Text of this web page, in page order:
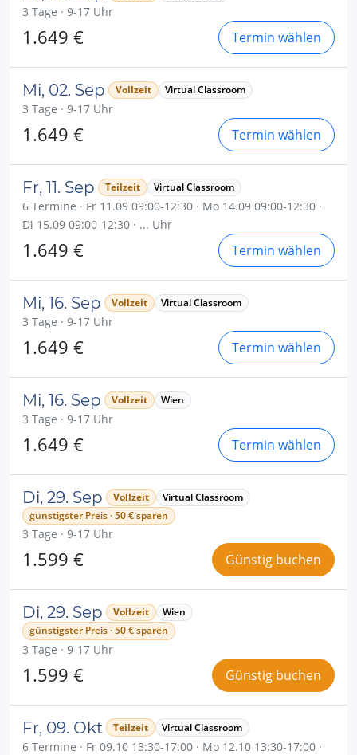
3 Tage · 9-17 Uhr
1.649 € Termin wählen
Mi, 02. Sep Vollzeit Virtual Classroom
3 Tage · 9-17 Uhr
1.649 € Termin wählen
Fr, 11. Sep Teilzeit Virtual Classroom
6 Termine · Fr 11.09 09:00-12:30 · Mo 14.09 09:00-12:30 ·
Di 15.09 09:00-12:30 · ... Uhr
1.649 € Termin wählen
Mi, 16. Sep Vollzeit Virtual Classroom
3 Tage · 9-17 Uhr
1.649 € Termin wählen
Mi, 16. Sep Vollzeit Wien
3 Tage · 9-17 Uhr
1.649 € Termin wählen
Di, 29. Sep Vollzeit
Virtual Classroom
günstigster Preis · 50 € sparen
3 Tage · 9-17 Uhr
1.599 € Günstig buchen
Di, 29. Sep Vollzeit
Wien
günstigster Preis · 50 € sparen
3 Tage · 9-17 Uhr
1.599 € Günstig buchen
Fr, 09. Okt Teilzeit Virtual Classroom
6 Termine · Fr 09.10 13:30-17:00 · Mo 12.10 13:30-17:00 ·